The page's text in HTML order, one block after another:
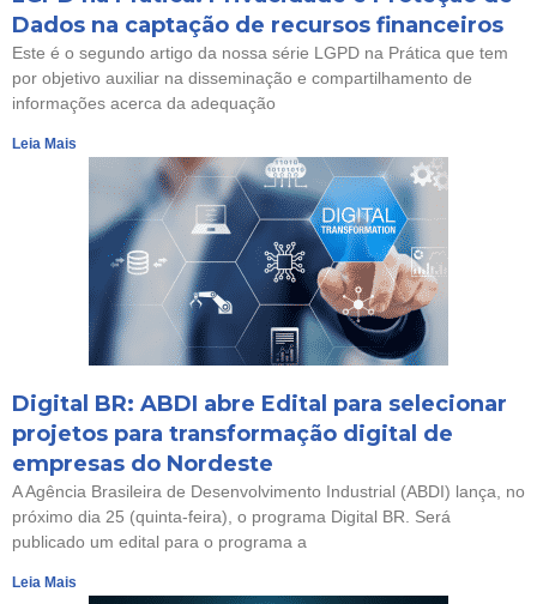
Dados na captação de recursos financeiros
Este é o segundo artigo da nossa série LGPD na Prática que tem
por objetivo auxiliar na disseminação e compartilhamento de
informações acerca da adequação
Leia Mais
Digital BR: ABDI abre Edital para selecionar
projetos para transformação digital de
empresas do Nordeste
A Agência Brasileira de Desenvolvimento Industrial (ABDI) lança, no
próximo dia 25 (quinta-feira), o programa Digital BR. Será
publicado um edital para o programa a
Leia Mais